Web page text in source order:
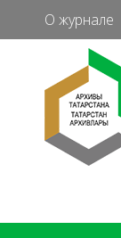
О журнале